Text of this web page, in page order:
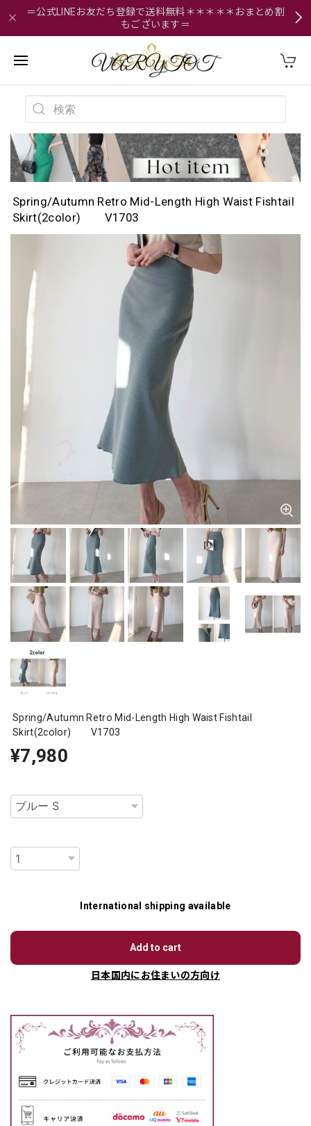
＝公式LINEお友だち登録で送料無料＊＊＊＊＊おまとめ割
もございます＝
Spring/Autumn Retro Mid-Length High Waist Fishtail
Skirt(2color) V1703
Spring/Autumn Retro Mid-Length High Waist Fishtail
Skirt(2color) V1703
¥7,980
International shipping available
Add to cart
日本国内にお住まいの方向け